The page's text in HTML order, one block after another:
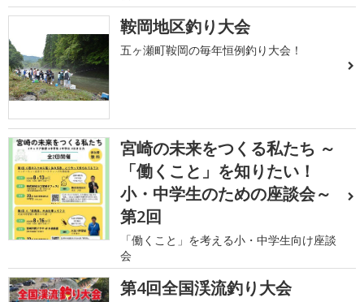
鞍岡地区釣り大会
五ヶ瀬町鞍岡の毎年恒例釣り大会！
宮崎の未来をつくる私たち ～
「働くこと」を知りたい！
小・中学生のための座談会～
第2回
「働くこと」を考える小・中学生向け座談
会
第4回全国渓流釣り大会